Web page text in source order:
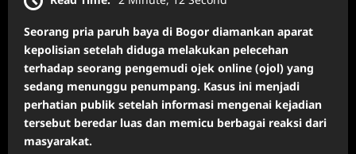
Seorang pria paruh baya di Bogor diamankan aparat
kepolisian setelah diduga melakukan pelecehan
terhadap seorang pengemudi ojek online (ojol) yang
sedang menunggu penumpang. Kasus ini menjadi
perhatian publik setelah informasi mengenai kejadian
tersebut beredar luas dan memicu berbagai reaksi dari
masyarakat.